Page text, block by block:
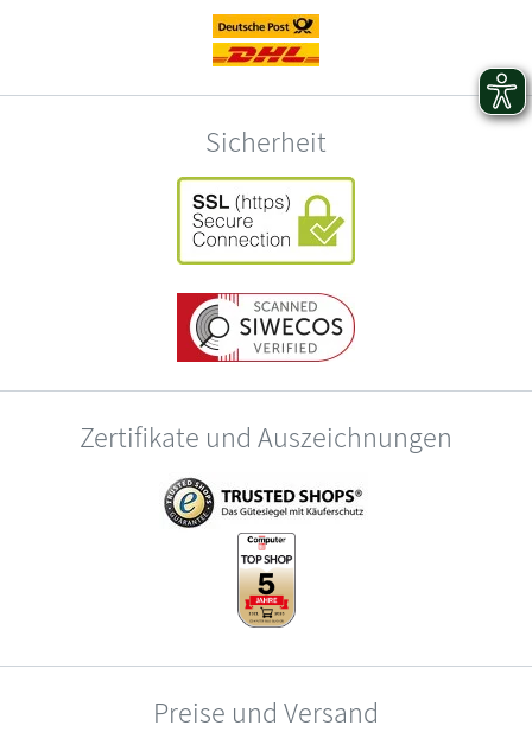
Sicherheit
Zertifikate und Auszeichnungen
Preise und Versand